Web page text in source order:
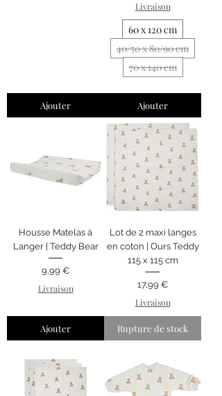
Ajouter
Livraison
60 x 120 cm
40/50 x 80/90 cm
70 x 140 cm
Ajouter
Housse Matelas à
Langer | Teddy Bear
Prix
9,99 €
Livraison
Ajouter
Lot de 2 maxi langes
en coton | Ours Teddy
115 x 115 cm
Prix
17,99 €
Livraison
Rupture de stock